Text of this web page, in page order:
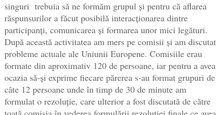
singuri trebuia să ne formăm grupul și pentru că aflarea
răspunsurilor a făcut posibilă interacționarea dintre
participanți, comunicarea și formarea unor mici legături.
După această activitatea am mers pe comisii și am discutat
probleme actuale ale Uniunii Europene. Comisiile erau
formate din aproximativ 120 de persoane, iar pentru a avea
ocazia să-și exprime fiecare părerea s-au format grupuri de
câte 12 persoane unde în timp de 30 de minute am
formulat o rezoluție, care ulterior a fost discutată de către